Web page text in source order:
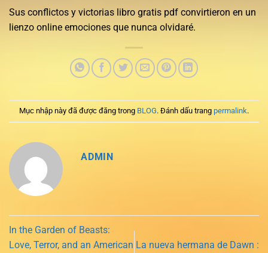
Sus conflictos y victorias libro gratis pdf convirtieron en un
lienzo online emociones que nunca olvidaré.
Mục nhập này đã được đăng trong BLOG. Đánh dấu trang permalink.
ADMIN
In the Garden of Beasts:
Love, Terror, and an American La nueva hermana de Dawn :